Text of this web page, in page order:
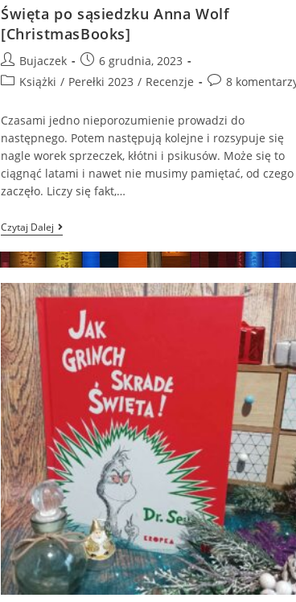
Święta po sąsiedzku Anna Wolf
[ChristmasBooks]
Post
author:
Bujaczek
Post
published:
6 grudnia, 2023
PostKsiążki / Perełki 2023 / Recenzje
Post8
Czasami jedno nieporozumienie prowadzi do
następnego. Potem następują kolejne i rozsypuje się
nagle worek sprzeczek, kłótni i psikusów. Może się to
ciągnąć latami i nawet nie musimy pamiętać, od czego
zaczęło. Liczy się fakt,…
Czytaj Dalej Święta
Po
Sąsiedzku
Anna
[ChristmasBooks]